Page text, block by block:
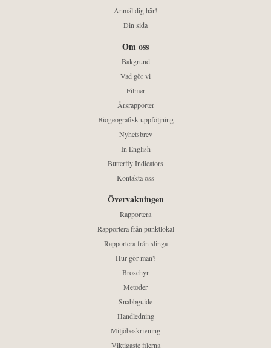
Anmäl dig här!
Din sida
Om oss
Bakgrund
Vad gör vi
Filmer
Årsrapporter
Biogeografisk uppföljning
Nyhetsbrev
In English
Butterfly Indicators
Kontakta oss
Övervakningen
Rapportera
Rapportera från punktlokal
Rapportera från slinga
Hur gör man?
Broschyr
Metoder
Snabbguide
Handledning
Miljöbeskrivning
Viktigaste filerna